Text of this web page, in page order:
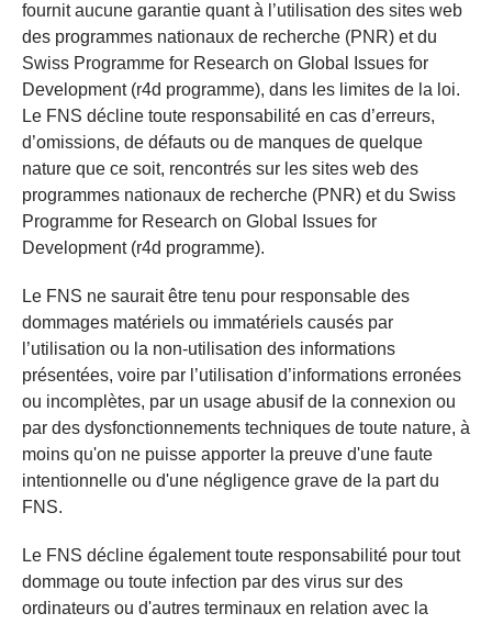
fournit aucune garantie quant à l’utilisation des sites web
des programmes nationaux de recherche (PNR) et du
Swiss Programme for Research on Global Issues for
Development (r4d programme), dans les limites de la loi.
Le FNS décline toute responsabilité en cas d’erreurs,
d’omissions, de défauts ou de manques de quelque
nature que ce soit, rencontrés sur les sites web des
programmes nationaux de recherche (PNR) et du Swiss
Programme for Research on Global Issues for
Development (r4d programme).
Le FNS ne saurait être tenu pour responsable des
dommages matériels ou immatériels causés par
l’utilisation ou la non-utilisation des informations
présentées, voire par l’utilisation d’informations erronées
ou incomplètes, par un usage abusif de la connexion ou
par des dysfonctionnements techniques de toute nature, à
moins qu'on ne puisse apporter la preuve d'une faute
intentionnelle ou d'une négligence grave de la part du
FNS.
Le FNS décline également toute responsabilité pour tout
dommage ou toute infection par des virus sur des
ordinateurs ou d'autres terminaux en relation avec la